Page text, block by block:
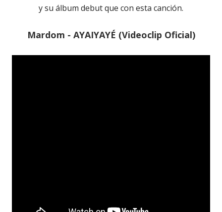
y su álbum debut que con esta canción.
Mardom - AYAIYAYÉ (Videoclip Oficial)